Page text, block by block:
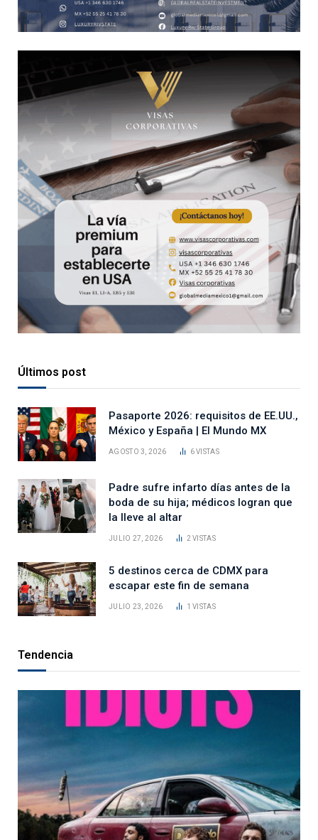
Últimos post
Pasaporte 2026: requisitos de EE.UU.,
México y España | El Mundo MX
AGOSTO 3, 2026 6VISTAS
Padre sufre infarto días antes de la
boda de su hija; médicos logran que
la lleve al altar
JULIO 27, 2026 2VISTAS
5 destinos cerca de CDMX para
escapar este fin de semana
JULIO 23, 2026 1VISTAS
Tendencia